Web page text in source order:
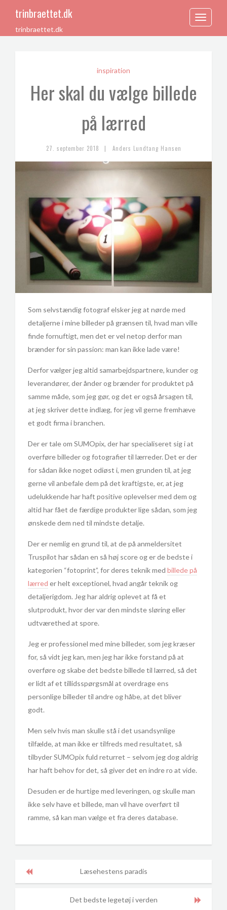
trinbraettet.dk
trinbraettet.dk
Toggle
inspiration
Her skal du vælge billede
på lærred
27. september 2018 | Anders Lundtang Hansen
Som selvstændig fotograf elsker jeg at nørde med
detaljerne i mine billeder på grænsen til, hvad man ville
finde fornuftigt, men det er vel netop derfor man
brænder for sin passion: man kan ikke lade være!
Derfor vælger jeg altid samarbejdspartnere, kunder og
leverandører, der ånder og brænder for produktet på
samme måde, som jeg gør, og det er også årsagen til,
at jeg skriver dette indlæg, for jeg vil gerne fremhæve
et godt firma i branchen.
Der er tale om SUMOpix, der har specialiseret sig i at
overføre billeder og fotografier til lærreder. Det er der
for sådan ikke noget odiøst i, men grunden til, at jeg
gerne vil anbefale dem på det kraftigste, er, at jeg
udelukkende har haft positive oplevelser med dem og
altid har fået de færdige produkter lige sådan, som jeg
ønskede dem ned til mindste detalje.
Der er nemlig en grund til, at de på anmeldersitet
Truspilot har sådan en så høj score og er de bedste i
kategorien “fotoprint”, for deres teknik med billede på
lærred er helt exceptionel, hvad angår teknik og
detaljerigdom. Jeg har aldrig oplevet at få et
slutprodukt, hvor der var den mindste sløring eller
udtværethed at spore.
Jeg er professionel med mine billeder, som jeg kræser
for, så vidt jeg kan, men jeg har ikke forstand på at
overføre og skabe det bedste billede til lærred, så det
er lidt af et tillidsspørgsmål at overdrage ens
personlige billeder til andre og håbe, at det bliver
godt.
Men selv hvis man skulle stå i det usandsynlige
tilfælde, at man ikke er tilfreds med resultatet, så
tilbyder SUMOpix fuld returret – selvom jeg dog aldrig
har haft behov for det, så giver det en indre ro at vide.
Desuden er de hurtige med leveringen, og skulle man
ikke selv have et billede, man vil have overført til
ramme, så kan man vælge et fra deres database.
Læsehestens paradis
Det bedste legetøj i verden